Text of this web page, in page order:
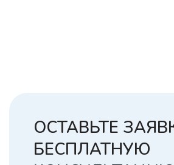
ОСТАВЬТЕ
БЕСПЛАТНУЮ